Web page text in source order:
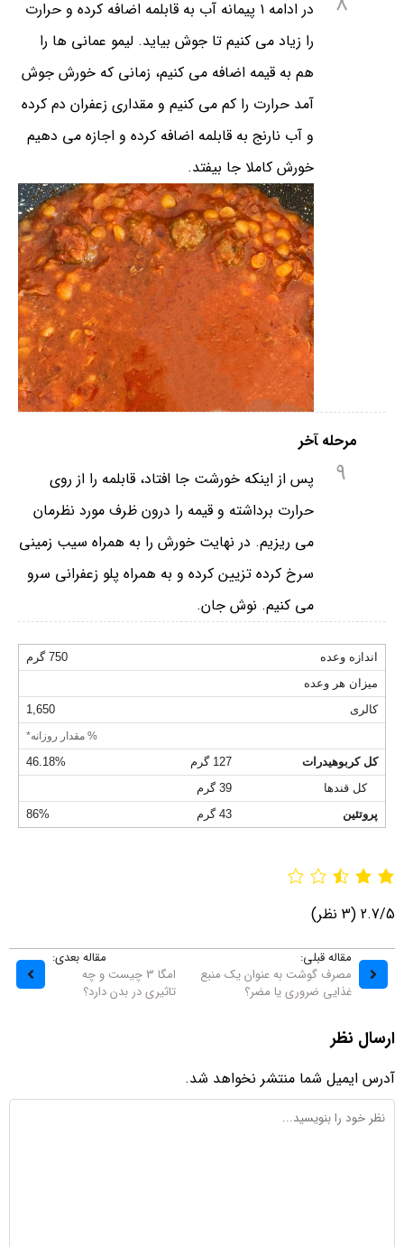
در ادامه ۱ پیمانه آب به قابلمه اضافه کرده و حرارت
را زیاد می کنیم تا جوش بیاید. لیمو عمانی ها را
هم به قیمه اضافه می کنیم، زمانی که خورش جوش
آمد حرارت را کم می کنیم و مقداری زعفران دم کرده
و آب نارنج به قابلمه اضافه کرده و اجازه می دهیم
خورش کاملا جا بیفتد.
مرحله ‍آخر
9
پس از اینکه خورشت جا افتاد، قابلمه را از روی
حرارت برداشته و قیمه را درون ظرف مورد نظرمان
می ریزیم. در نهایت خورش را به همراه سیب زمینی
سرخ کرده تزیین کرده و به همراه پلو زعفرانی سرو
می کنیم. نوش جان.
اندازه وعده
750 گرم
میزان هر وعده
کالری
1,650
% مقدار روزانه*
کل کربوهیدرات 127 گرم
46.18%
کل قندها
39 گرم
پروتئین
43 گرم 86%
2.7/5 (3 نظر)
مقاله قبلی:
مصرف گوشت به عنوان یک منبع
غذایی ضروری یا مضر؟
مقاله بعدی:
امگا 3 چیست و چه
تاثیری در بدن دارد؟
ارسال نظر
آدرس ایمیل شما منتشر نخواهد شد.